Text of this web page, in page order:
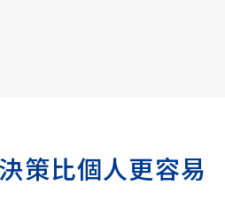
策比個人更容易